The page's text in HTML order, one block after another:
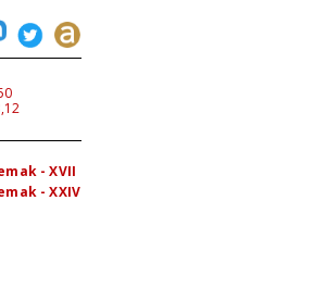
bat
- XVII
- XXIV